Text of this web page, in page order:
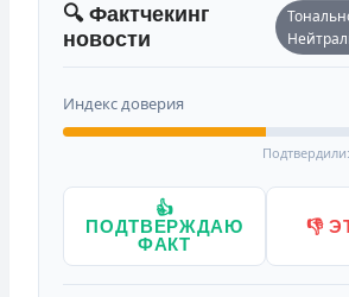
🔍 Фактчекинг
новости
Индекс доверия
👍
ПОДТВЕРЖДАЮ
ФАКТ
👎